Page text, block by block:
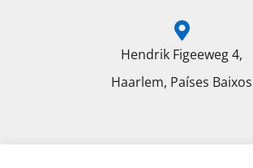
Hendrik Figeeweg 4,
Haarlem, Países Baixos